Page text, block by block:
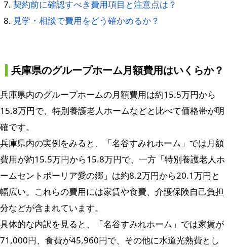
契約前に確認すべき費用項目と注意点は？
見学・相談で費用をどう確かめるか？
兵庫県のグループホーム月額費用はいくらか？
兵庫県内のグループホームの月額費用は約15.5万円から
15.8万円で、特別養護老人ホームなどと比べて価格帯が明
確です。
兵庫県内の実例をみると、「名谷すみれホーム」では月額
費用が約15.5万円から15.8万円で、一方「特別養護老人ホ
ームセントポーリア愛の郷」は約8.2万円から20.1万円と
幅広い。これらの費用には家賃や食費、介護保険自己負担
分などが含まれています。
具体的な内訳を見ると、「名谷すみれホーム」では家賃が
71,000円、食費が45,960円で、その他に水道光熱費とし